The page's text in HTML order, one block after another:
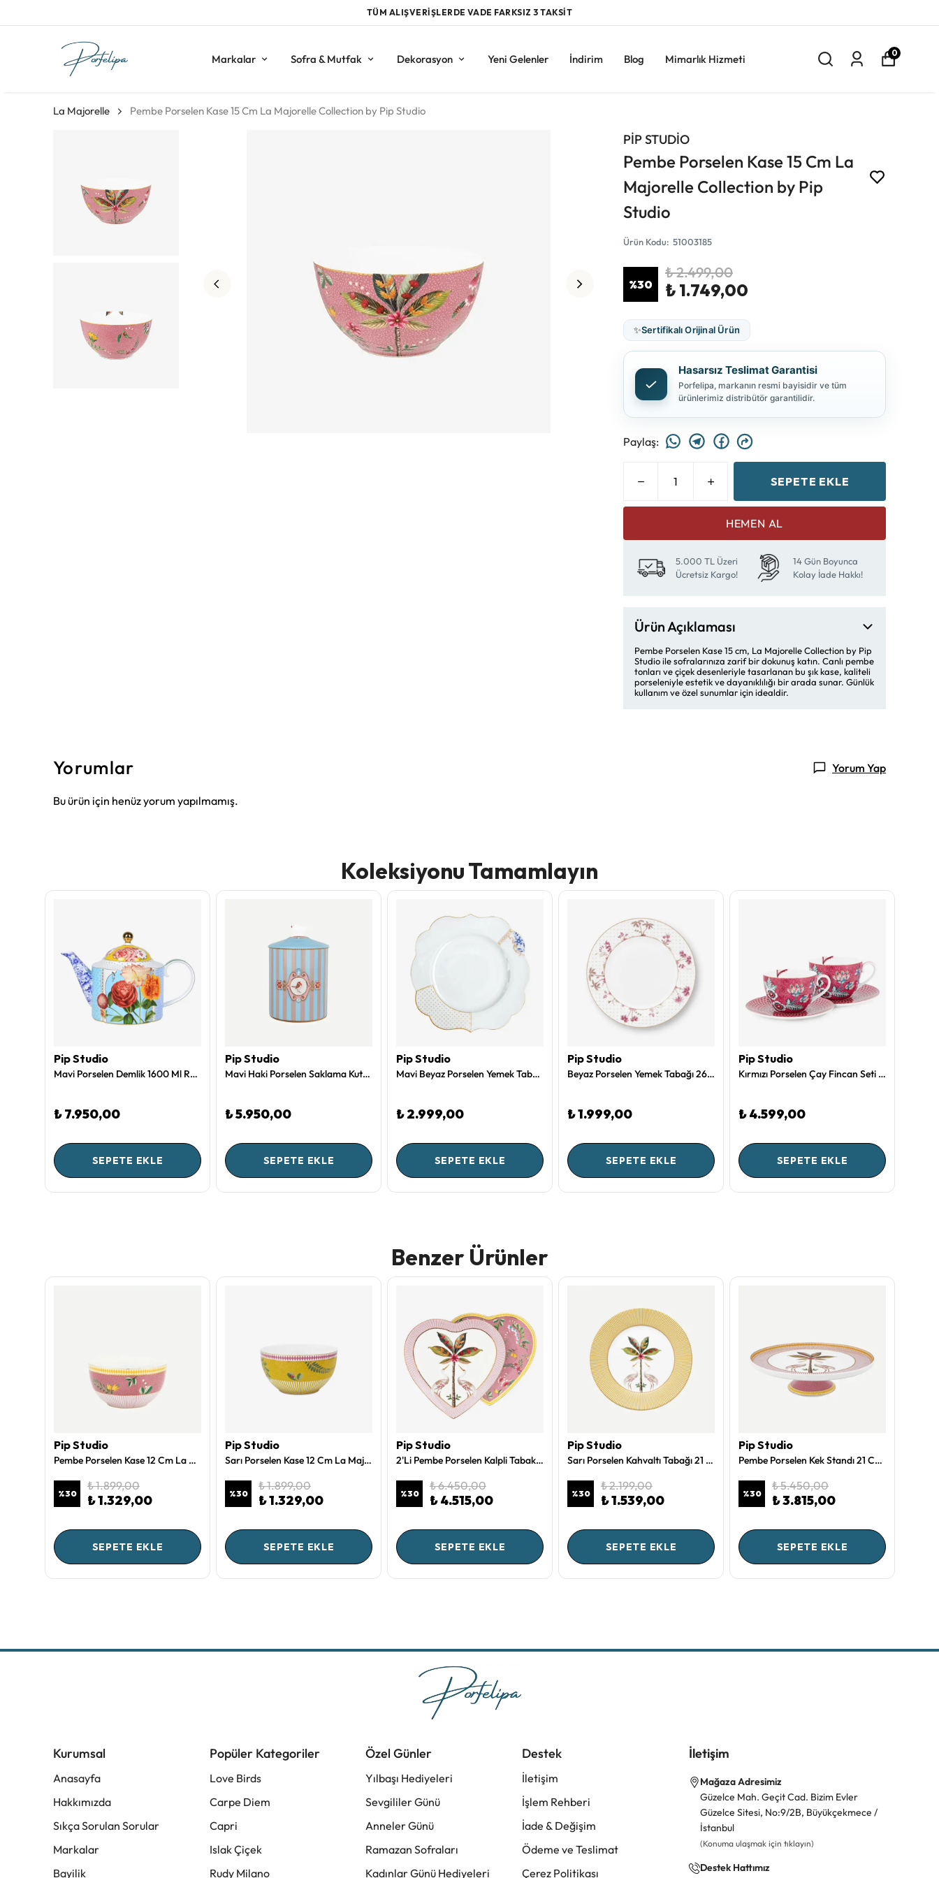
TÜM ALIŞVERİŞLERDE VADE FARKSIZ 3 TAKSİT
Markalar Sofra & Mutfak Dekorasyon Yeni Gelenler İndirim Blog Mimarlık Hizmeti 0
La Majorelle Pembe Porselen Kase 15 Cm La Majorelle Collection by Pip Studio
PİP STUDİO
Pembe Porselen Kase 15 Cm La
Majorelle Collection by Pip
Studio
Ürün Kodu: 51003185
%30
₺ 2.499,00
₺ 1.749,00
✨Sertifikalı Orijinal Ürün
Hasarsız Teslimat Garantisi
Porfelipa, markanın resmi bayisidir ve tüm
ürünlerimiz distribütör garantilidir.
Paylaş:
SEPETE EKLE
HEMEN AL
5.000 TL Üzeri
Ücretsiz Kargo!
14 Gün Boyunca
Kolay İade Hakkı!
Ürün Açıklaması
Pembe Porselen Kase 15 cm, La Majorelle Collection by Pip
Studio ile sofralarınıza zarif bir dokunuş katın. Canlı pembe
tonları ve çiçek desenleriyle tasarlanan bu şık kase, kaliteli
porseleniyle estetik ve dayanıklılığı bir arada sunar. Günlük
kullanım ve özel sunumlar için idealdir.
Yorumlar Yorum Yap
Bu ürün için henüz yorum yapılmamış.
Koleksiyonu Tamamlayın
Pip Studio
Mavi Porselen Demlik 1600 Ml Royal Collection by Pip Studio
₺ 7.950,00
SEPETE EKLE
Pip Studio
Mavi Haki Porselen Saklama Kutusu 1300 Ml Love Birds Collection by Pip Studio
₺ 5.950,00
SEPETE EKLE
Pip Studio
Mavi Beyaz Porselen Yemek Tabağı 28 Cm Royal White Collection by Pip Studio
₺ 2.999,00
SEPETE EKLE
Pip Studio
Beyaz Porselen Yemek Tabağı 26,5 Cm Jolie Collection by Pip Studio
₺ 1.999,00
SEPETE EKLE
Pip Studio
Kırmızı Porselen Çay Fincan Seti 280 Ml Flower Festival Collection by Pip Studio
₺ 4.599,00
SEPETE EKLE
Benzer Ürünler
Pip Studio
Pembe Porselen Kase 12 Cm La Majorelle Collection by Pip Studio
%30
₺ 1.899,00
₺ 1.329,00
SEPETE EKLE
Pip Studio
Sarı Porselen Kase 12 Cm La Majorelle Collection by Pip Studio
%30
₺ 1.899,00
₺ 1.329,00
SEPETE EKLE
Pip Studio
2'Li Pembe Porselen Kalpli Tabak 21,5 Cm La Majorelle Collection by Pip Studio
%30
₺ 6.450,00
₺ 4.515,00
SEPETE EKLE
Pip Studio
Sarı Porselen Kahvaltı Tabağı 21 Cm La Majorelle Collection by Pip Studio
%30
₺ 2.199,00
₺ 1.539,00
SEPETE EKLE
Pip Studio
Pembe Porselen Kek Standı 21 Cm La Majorelle Collection by Pip Studio
%30
₺ 5.450,00
₺ 3.815,00
SEPETE EKLE
Kurumsal
Anasayfa
Hakkımızda
Sıkça Sorulan Sorular
Markalar
Bayilik
Popüler Kategoriler
Love Birds
Carpe Diem
Capri
Islak Çiçek
Rudy Milano
Özel Günler
Yılbaşı Hediyeleri
Sevgililer Günü
Anneler Günü
Ramazan Sofraları
Kadınlar Günü Hediyeleri
Destek
İletişim
İşlem Rehberi
İade & Değişim
Ödeme ve Teslimat
Çerez Politikası
İletişim
Mağaza Adresimiz
Güzelce Mah. Geçit Cad. Bizim Evler
Güzelce Sitesi, No:9/2B, Büyükçekmece /
İstanbul
(Konuma ulaşmak için tıklayın)
Destek Hattımız